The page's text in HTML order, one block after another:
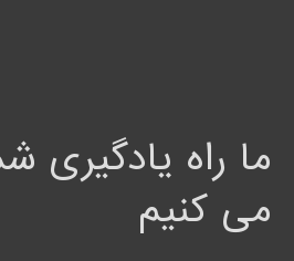
ما راه یادگیری
می کنیم